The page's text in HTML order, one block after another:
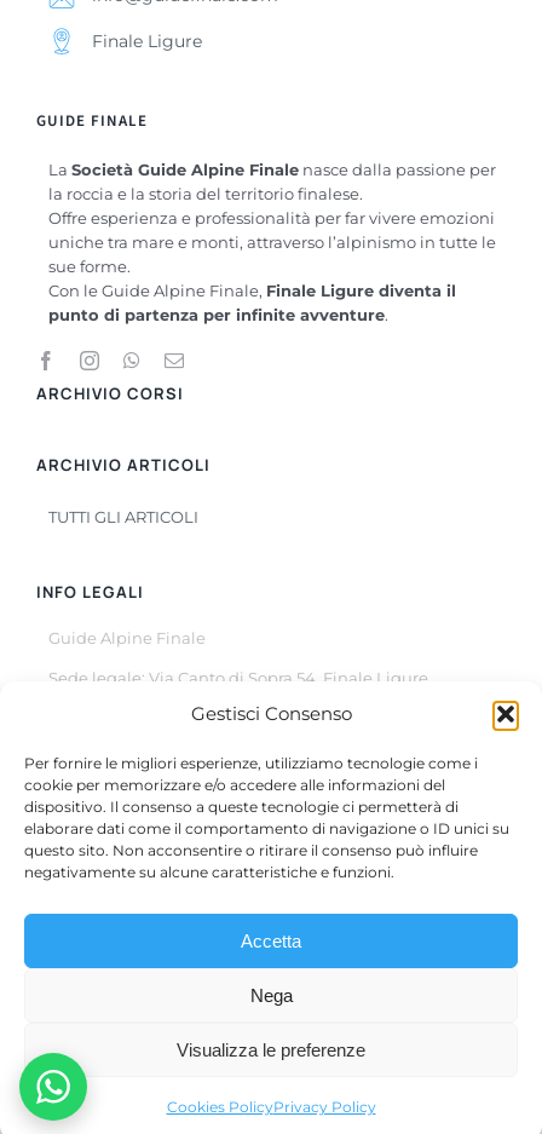
Gestisci Consenso
Per fornire le migliori esperienze, utilizziamo tecnologie come i
cookie per memorizzare e/o accedere alle informazioni del
dispositivo. Il consenso a queste tecnologie ci permetterà di
elaborare dati come il comportamento di navigazione o ID unici su
questo sito. Non acconsentire o ritirare il consenso può influire
negativamente su alcune caratteristiche e funzioni.
Accetta
Nega
Visualizza le preferenze
Cookies PolicyPrivacy Policy
Finale Ligure
GUIDE FINALE
La Società Guide Alpine Finalenasce dalla passione per
la roccia e la storia del territorio finalese.
Offre esperienza e professionalità per far vivere emozioni
uniche tra mare e monti, attraverso l’alpinismo in tutte le
sue forme.
Con le Guide Alpine Finale, Finale Ligure diventa il
punto di partenza per infinite avventure.
ARCHIVIO CORSI
ARCHIVIO ARTICOLI
TUTTI GLI ARTICOLI
INFO LEGALI
Guide Alpine Finale
Sede legale: Via Canto di Sopra 54, Finale Ligure
All Rights Reserved
Questo sito è protetto da reCAPTCHA, il suo utilizzo è
Privacy Policye aitermini di utilizzodi Google.
Micol Casaleggio – P.IVA 01810840098 | Filippo Rizzo –
01912100094 | Pietro Godani – P.IVA 02269560997